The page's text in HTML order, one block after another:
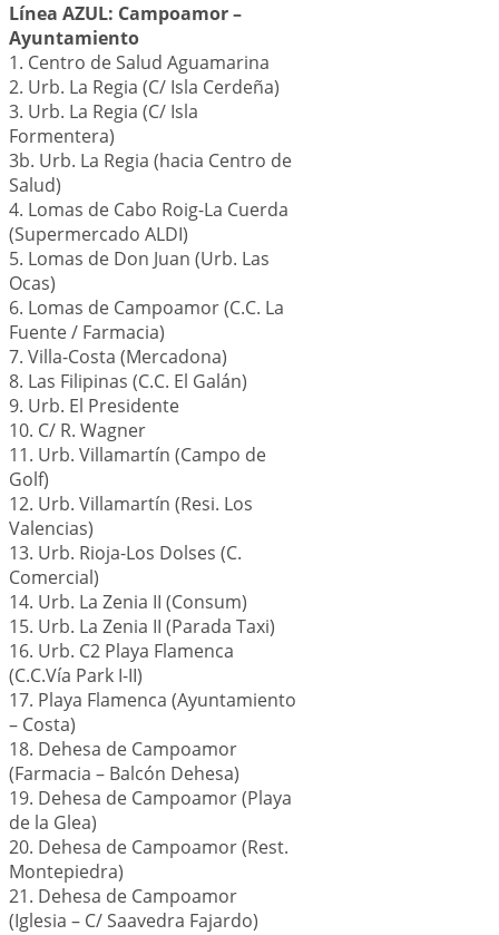
Línea AZUL: Campoamor –
Ayuntamiento
1. Centro de Salud Aguamarina
2. Urb. La Regia (C/ Isla Cerdeña)
3. Urb. La Regia (C/ Isla
Formentera)
3b. Urb. La Regia (hacia Centro de
Salud)
4. Lomas de Cabo Roig-La Cuerda
(Supermercado ALDI)
5. Lomas de Don Juan (Urb. Las
Ocas)
6. Lomas de Campoamor (C.C. La
Fuente / Farmacia)
7. Villa-Costa (Mercadona)
8. Las Filipinas (C.C. El Galán)
9. Urb. El Presidente
10. C/ R. Wagner
11. Urb. Villamartín (Campo de
Golf)
12. Urb. Villamartín (Resi. Los
Valencias)
13. Urb. Rioja-Los Dolses (C.
Comercial)
14. Urb. La Zenia II (Consum)
15. Urb. La Zenia II (Parada Taxi)
16. Urb. C2 Playa Flamenca
(C.C.Vía Park I-II)
17. Playa Flamenca (Ayuntamiento
– Costa)
18. Dehesa de Campoamor
(Farmacia – Balcón Dehesa)
19. Dehesa de Campoamor (Playa
de la Glea)
20. Dehesa de Campoamor (Rest.
Montepiedra)
21. Dehesa de Campoamor
(Iglesia – C/ Saavedra Fajardo)